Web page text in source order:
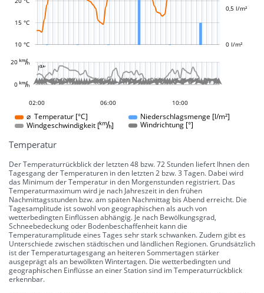
10 °C
15 °C
0 l/m²
0,5 l/m²

0 
20 
02:00
23:00
20:00
17:00
07:00
12:00 06:00 10:00






















⌀ Temperatur [°C] Niederschlagsmenge [l/m²]
Windgeschwindigkeit [] Windrichtung [°]
Temperatur
Der Temperaturrückblick der letzten 48 bzw. 72 Stunden liefert Ihnen den
Tagesgang der Temperaturen in den letzten 2 bzw. 3 Tagen. Dabei wird
das Minimum der Temperatur in den Morgenstunden registriert. Das
Temperaturmaximum wird je nach Jahreszeit in den frühen
Nachmittagsstunden bzw. am späten Nachmittag bis Abend erreicht. Die
Tagesamplitude ist sowohl von geographischen als auch von
wetterbedingten Einflüssen abhängig. Je nach Bewölkungsgrad,
Schneebedeckung oder Bodenbeschaffenheit kann die
Temperaturamplitude eines Tages sehr stark schwanken. Zudem gibt es
Unterschiede zwischen städtischen und ländlichen Regionen. Grundsätzlich
ist der Temperaturtagesgang an heiteren Sommertagen stärker
ausgeprägt als an bewölkten Wintertagen. Die wetterbedingten und
geographischen Einflüsse an einer Station sind im Temperaturrückblick
erkennbar.